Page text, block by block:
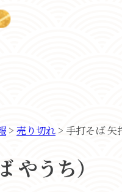
> 売り切れ > 手打そば 矢
やうち）